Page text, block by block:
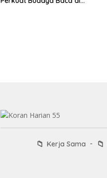
📁 Kerja Sama 📁